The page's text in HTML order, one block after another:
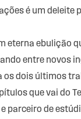
é um
eterna ebulição
entre novos
os dois últimos
que vai do
parceiro de